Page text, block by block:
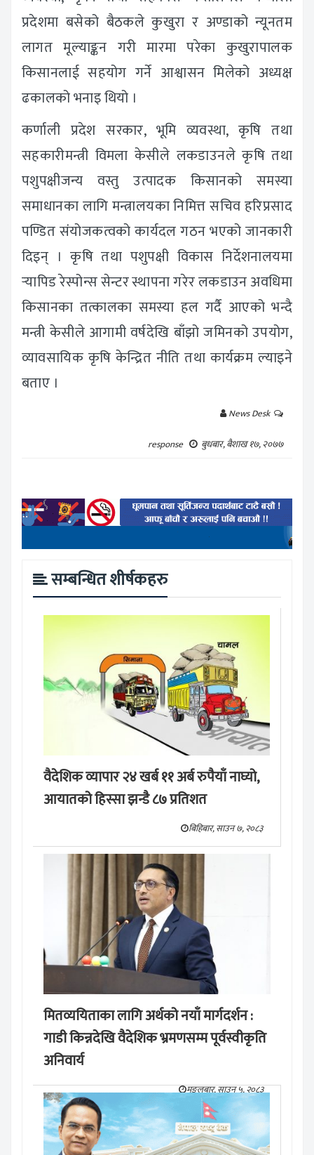
प्रदेशमा बसेको बैठकले कुखुरा र अण्डाको न्यूनतम
लागत मूल्याङ्कन गरी मारमा परेका कुखुरापालक
किसानलाई सहयोग गर्ने आश्वासन मिलेको अध्यक्ष
ढकालको भनाइ थियो ।
कर्णाली प्रदेश सरकार, भूमि व्यवस्था, कृषि तथा
सहकारीमन्त्री विमला केसीले लकडाउनले कृषि तथा
पशुपक्षीजन्य वस्तु उत्पादक किसानको समस्या
समाधानका लागि मन्त्रालयका निमित्त सचिव हरिप्रसाद
पण्डित संंयोजकत्वको कार्यदल गठन भएको जानकारी
दिइन् । कृषि तथा पशुपक्षी विकास निर्देशनालयमा
र्‍यापिड रेस्पोन्स सेन्टर स्थापना गरेर लकडाउन अवधिमा
किसानका तत्कालका समस्या हल गर्दै आएको भन्दै
मन्त्री केसीले आगामी वर्षदेखि बाँझो जमिनको उपयोग,
व्यावसायिक कृषि केन्द्रित नीति तथा कार्यक्रम ल्याइने
बताए ।
News Desk
response
बुधबार, बैशाख १७, २०७७
सम्बन्धित शीर्षकहरु
वैदेशिक व्यापार २४ खर्ब ११ अर्ब रुपैयाँ नाघ्यो,
आयातको हिस्सा झन्डै ८७ प्रतिशत
बिहिबार, साउन ७, २०८३
मितव्ययिताका लागि अर्थको नयाँ मार्गदर्शन :
गाडी किन्नदेखि वैदेशिक भ्रमणसम्म पूर्वस्वीकृति
अनिवार्य
मङ्लबार, साउन ५, २०८३